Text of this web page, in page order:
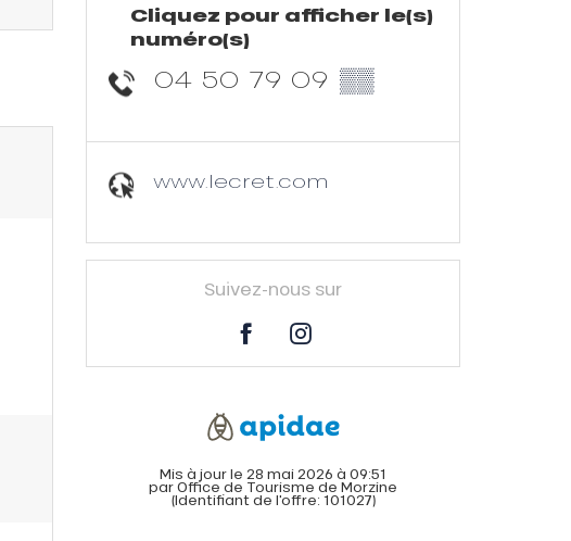
Cliquez pour afficher le(s)
numéro(s)
04 50 79 09 ▒▒
www.lecret.com
Suivez-nous sur
Mis à jour le 28 mai 2026 à 09:51
par Office de Tourisme de Morzine
(Identifiant de l'offre: 101027)